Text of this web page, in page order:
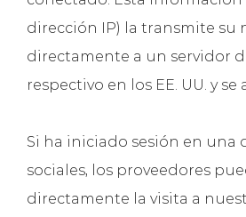
dirección IP) la transmite su
directamente a un servidor
respectivo en los EE. UU. y se
Si ha iniciado sesión en una
sociales, los proveedores
directamente la visita a